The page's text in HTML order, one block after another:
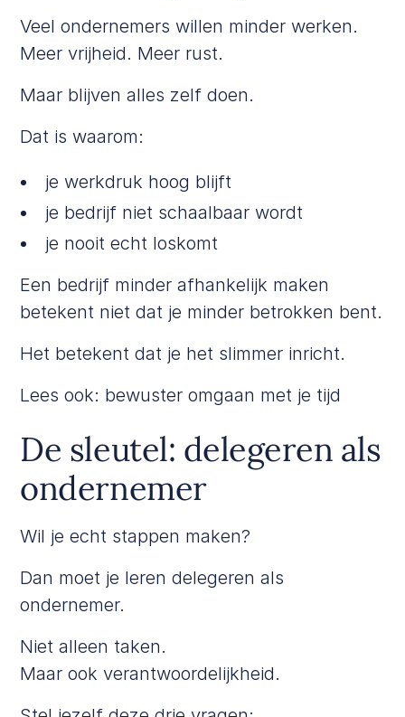
Veel ondernemers willen minder werken.
Meer vrijheid. Meer rust.
Maar blijven alles zelf doen.
Dat is waarom:
je werkdruk hoog blijft
je bedrijf niet schaalbaar wordt
je nooit echt loskomt
Een bedrijf minder afhankelijk maken
betekent niet dat je minder betrokken bent.
Het betekent dat je het slimmer inricht.
Lees ook: bewuster omgaan met je tijd
De sleutel: delegeren als
ondernemer
Wil je echt stappen maken?
Dan moet je leren delegeren als
ondernemer.
Niet alleen taken.
Maar ook verantwoordelijkheid.